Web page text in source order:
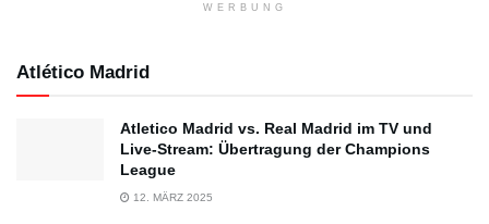
WERBUNG
Atlético Madrid
Atletico Madrid vs. Real Madrid im TV und
Live-Stream: Übertragung der Champions
League
12. MÄRZ 2025